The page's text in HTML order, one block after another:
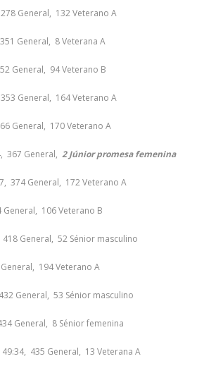
General, 132 Veterano A
General, 8 Veterana A
General, 94 Veterano B
General, 164 Veterano A
General, 170 Veterano A
367 General, 2 Júnior promesa femenina
374 General, 172 Veterano A
106 Veterano B
General, 52 Sénior masculino
194 Veterano A
General, 53 Sénior masculino
General, 8 Sénior femenina
435 General, 13 Veterana A